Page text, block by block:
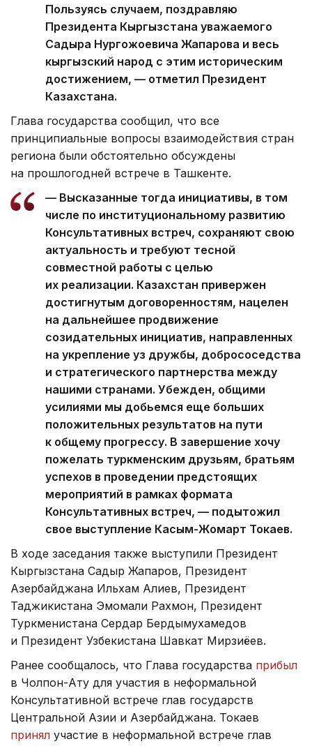
Пользуясь случаем, поздравляю
Президента Кыргызстана уважаемого
Садыра Нургожоевича Жапарова и весь
кыргызский народ с этим историческим
достижением, — отметил Президент
Казахстана.
Глава государства сообщил, что все
принципиальные вопросы взаимодействия стран
региона были обстоятельно обсуждены
на прошлогодней встрече в Ташкенте.
— Высказанные тогда инициативы, в том
числе по институциональному развитию
Консультативных встреч, сохраняют свою
актуальность и требуют тесной
совместной работы с целью
их реализации. Казахстан привержен
достигнутым договоренностям, нацелен
на дальнейшее продвижение
созидательных инициатив, направленных
на укрепление уз дружбы, добрососедства
и стратегического партнерства между
нашими странами. Убежден, общими
усилиями мы добьемся еще больших
положительных результатов на пути
к общему прогрессу. В завершение хочу
пожелать туркменским друзьям, братьям
успехов в проведении предстоящих
мероприятий в рамках формата
Консультативных встреч, — подытожил
свое выступление Касым-Жомарт Токаев.
В ходе заседания также выступили Президент
Кыргызстана Садыр Жапаров, Президент
Азербайджана Ильхам Алиев, Президент
Таджикистана Эмомали Рахмон, Президент
Туркменистана Сердар Бердымухамедов
и Президент Узбекистана Шавкат Мирзиёев.
Ранее сообщалось, что Глава государства прибыл
в Чолпон-Ату для участия в неформальной
Консультативной встрече глав государств
Центральной Азии и Азербайджана. Токаев
принял участие в неформальной встрече глав